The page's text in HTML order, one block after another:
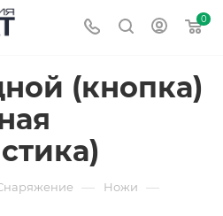
0
(кнопка)
— Ножи —